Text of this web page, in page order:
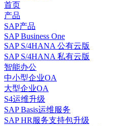
首页
产品
SAP产品
SAP Business One
SAP S/4HANA 公有云版
SAP S/4HANA 私有云版
智能办公
中小型企业OA
大型企业OA
S4运维升级
SAP Basis运维服务
SAP HR服务支持包升级